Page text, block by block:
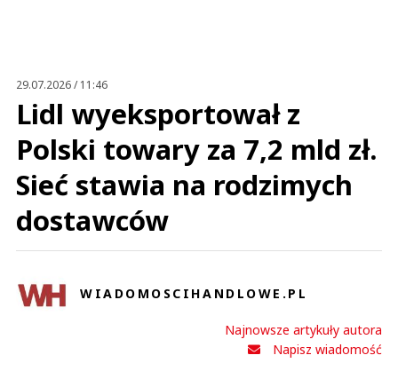
29.07.2026 / 11:46
Lidl wyeksportował z
Polski towary za 7,2 mld zł.
Sieć stawia na rodzimych
dostawców
WIADOMOSCIHANDLOWE.PL
Najnowsze artykuły autora
Napisz wiadomość